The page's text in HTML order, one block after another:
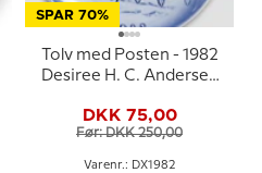
SPAR 70%
Tolv med Posten - 1982
Desiree H. C. Andersen
DKK 75,00
Før: DKK 250,00
Varenr.: DX1982